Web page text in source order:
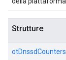
Strutture
otDnssdCounters